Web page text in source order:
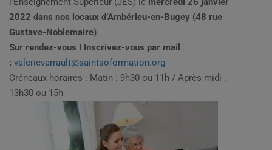
2022 dans nos locaux d’Ambérieu-en-Bugey (48 rue
Gustave-Noblemaire).
Sur rendez-vous ! Inscrivez-vous par mail
: valerievarrault@saintsoformation.org
Créneaux horaires : Matin : 9h30 ou 11h / Après-midi :
13h30 ou 15h